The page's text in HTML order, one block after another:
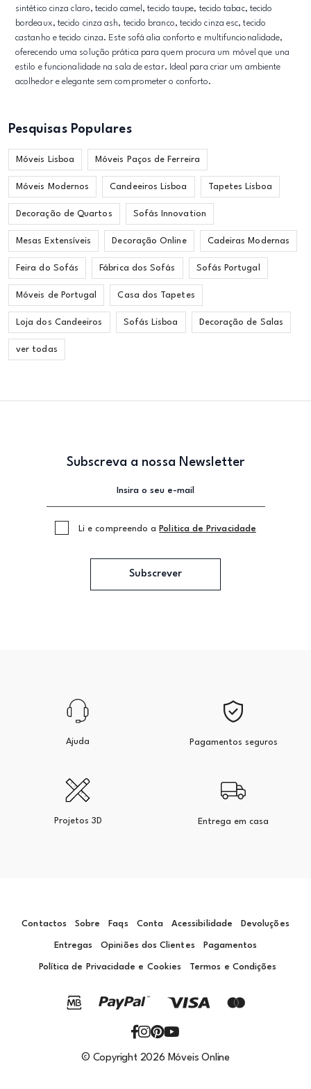
sintético cinza claro, tecido camel, tecido taupe, tecido tabac, tecido
bordeaux, tecido cinza ash, tecido branco, tecido cinza esc, tecido
castanho e tecido cinza. Este sofá alia conforto e multifuncionalidade,
oferecendo uma solução prática para quem procura um móvel que una
estilo e funcionalidade na sala de estar. Ideal para criar um ambiente
acolhedor e elegante sem comprometer o conforto.
Pesquisas Populares
Móveis Lisboa Móveis Paços de Ferreira
Móveis Modernos Candeeiros Lisboa Tapetes Lisboa
Decoração de Quartos Sofás Innovation
Mesas Extensíveis Decoração Online Cadeiras Modernas
Feira do Sofás Fábrica dos Sofás Sofás Portugal
Móveis de Portugal Casa dos Tapetes
Loja dos Candeeiros Sofás Lisboa Decoração de Salas
ver todas
Subscreva a nossa Newsletter
Li e compreendo a Politica de Privacidade
Subscrever
Ajuda Pagamentos seguros
Projetos 3D Entrega em casa
Contactos Sobre Faqs Conta Acessibilidade Devoluções
Entregas Opiniões dos Clientes Pagamentos
Política de Privacidade e Cookies Termos e Condições
© Copyright 2026 Móveis Online